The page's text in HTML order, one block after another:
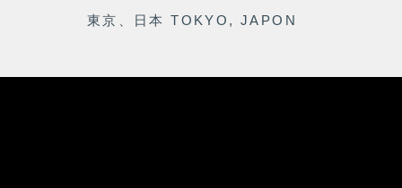
東京、日本 TOKYO, JAPON